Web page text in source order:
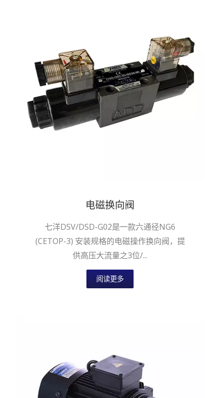
电磁换向阀
七洋DSV/DSD-G02是一款六通径NG6
(CETOP-3) 安装规格的电磁操作换向阀，提
供高压大流量之3位/...
阅读更多